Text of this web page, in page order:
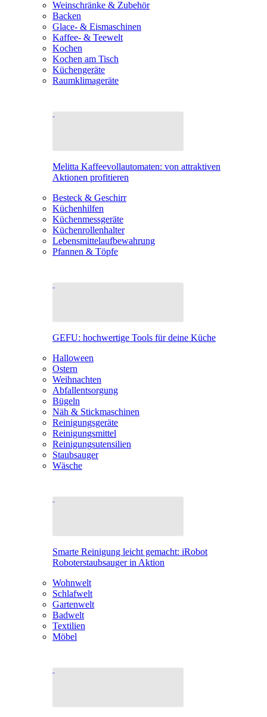
Weinschränke & Zubehör
Backen
Glace- & Eismaschinen
Kaffee- & Teewelt
Kochen
Kochen am Tisch
Küchengeräte
Raumklimageräte
Melitta Kaffeevollautomaten: von attraktiven
Aktionen profitieren
Besteck & Geschirr
Küchenhilfen
Küchenmessgeräte
Küchenrollenhalter
Lebensmittelaufbewahrung
Pfannen & Töpfe
GEFU: hochwertige Tools für deine Küche
Halloween
Ostern
Weihnachten
Abfallentsorgung
Bügeln
Näh & Stickmaschinen
Reinigungsgeräte
Reinigungsmittel
Reinigungsutensilien
Staubsauger
Wäsche
Smarte Reinigung leicht gemacht: iRobot
Roboterstaubsauger in Aktion
Wohnwelt
Schlafwelt
Gartenwelt
Badwelt
Textilien
Möbel